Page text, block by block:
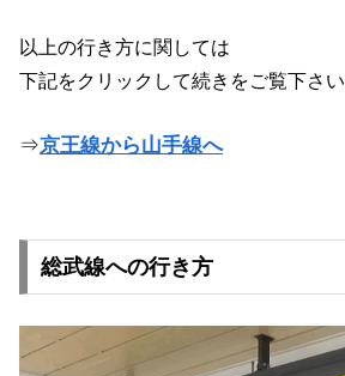
以上の行き方に関しては
下記をクリックして続きをご覧下さい
⇒京王線から山手線へ
総武線への行き方